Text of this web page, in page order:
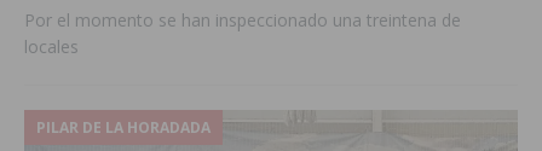
Por el momento se han inspeccionado una treintena de
locales
PILAR DE LA HORADADA